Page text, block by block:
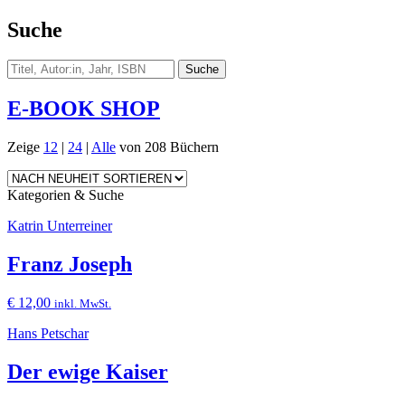
Suche
E-BOOK SHOP
Zeige 12 | 24 | Alle von 208 Büchern
Kategorien & Suche
Katrin Unterreiner
Franz Joseph
€ 12,00 inkl. MwSt.
Hans Petschar
Der ewige Kaiser